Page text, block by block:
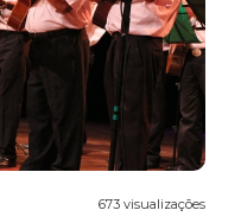
673 visualizações